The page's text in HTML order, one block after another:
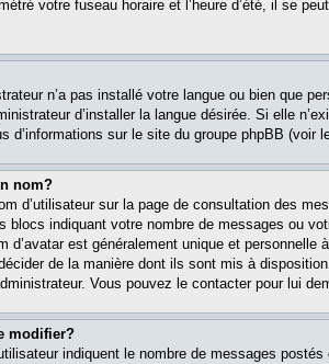
votre fuseau horaire et l’heure d’été, il se
n’a pas installé votre langue ou bien que
d’installer la langue désirée. Si elle
d’informations sur le site du groupe phpBB (voir
nom?
d’utilisateur sur la page de consultation des
blocs indiquant votre nombre de messages ou
est généralement unique et personnelle
de la manière dont ils sont mis à
Vous pouvez le contacter pour lui
modifier?
indiquent le nombre de messages